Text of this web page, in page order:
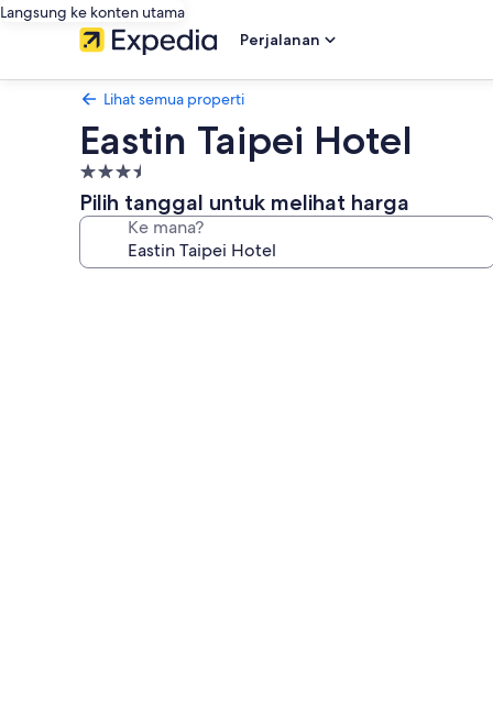
Langsung ke konten utama
Perjalanan
Lihat semua properti
Eastin Taipei Hotel
Properti
bintang
3.5
Pilih tanggal untuk melihat harga
Ke mana?